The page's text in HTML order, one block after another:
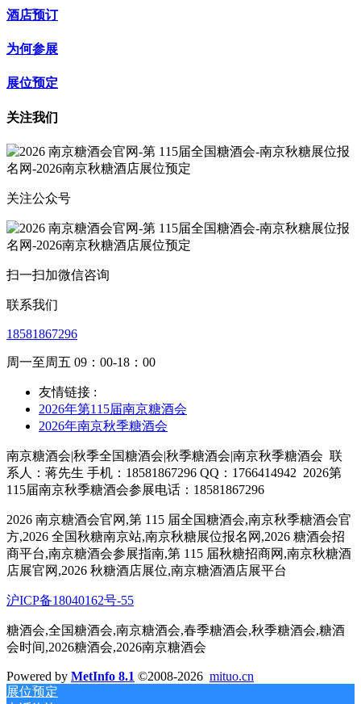
酒店预订
为何参展
展位预定
关注我们
关注公众号
扫一扫加微信咨询
联系我们
18581867296
周一至周五 09：00-18：00
友情链接 :
2026年第115届南京糖酒会
2026年南京秋季糖酒会
南京糖酒会|秋季全国糖酒会|秋季糖酒会|南京秋季糖酒会 联
系人：蒋先生 手机：18581867296 QQ：1766414942 2026第
115届南京秋季糖酒会参展电话：18581867296
2026 南京糖酒会官网,第 115 届全国糖酒会,南京秋季糖酒会官
方,2026 全国秋糖南京站,南京秋糖展位报名网,2026 糖酒会招
商平台,南京糖酒会参展指南,第 115 届秋糖招商网,南京秋糖酒
店展官网,2026 秋糖酒店展位,南京糖酒酒店展平台
沪ICP备18040162号-55
糖酒会,全国糖酒会,南京糖酒会,春季糖酒会,秋季糖酒会,糖酒
会时间,2026糖酒会,2026南京糖酒会
Powered by MetInfo 8.1 ©2008-2026 mituo.cn
展位预定